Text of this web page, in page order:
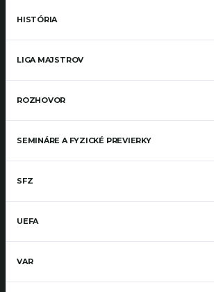
HISTÓRIA
LIGA MAJSTROV
ROZHOVOR
SEMINÁRE A FYZICKÉ PREVIERKY
SFZ
UEFA
VAR